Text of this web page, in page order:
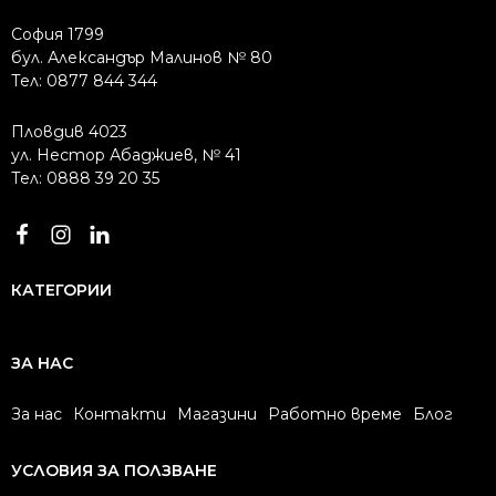
София 1799
бул. Александър Малинов № 80
Тел: 0877 844 344
Пловдив 4023
ул. Нестор Абаджиев, № 41
Тел: 0888 39 20 35
КАТЕГОРИИ
ЗА НАС
За нас Контакти Магазини Работно време Блог
УСЛОВИЯ ЗА ПОЛЗВАНЕ